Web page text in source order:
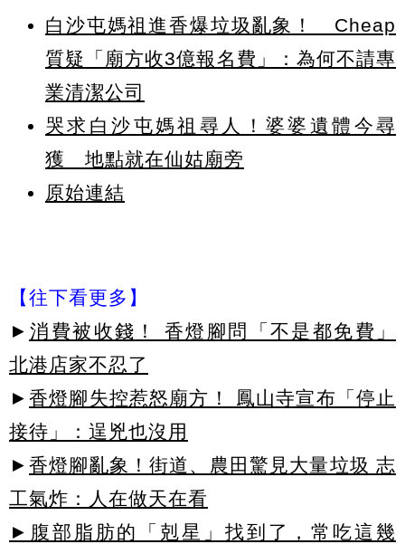
白沙屯媽祖進香爆垃圾亂象！ Cheap
質疑「廟方收3億報名費」：為何不請專
業清潔公司
哭求白沙屯媽祖尋人！婆婆遺體今尋
獲 地點就在仙姑廟旁
原始連結
【往下看更多】
► 消費被收錢！ 香燈腳問「不是都免費」
北港店家不忍了
► 香燈腳失控惹怒廟方！ 鳳山寺宣布「停止
接待」：逞兇也沒用
► 香燈腳亂象！街道、農田驚見大量垃圾 志
工氣炸：人在做天在看
►腹部脂肪的「剋星」找到了，常吃這幾